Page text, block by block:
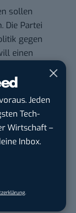
Jeden
Tech-
Wirtschaft –
Inbox.
.
sollen
Die Partei
gegen
einen
gegen den
99
ihn leugnet.
Tempo 30
preiswerte,